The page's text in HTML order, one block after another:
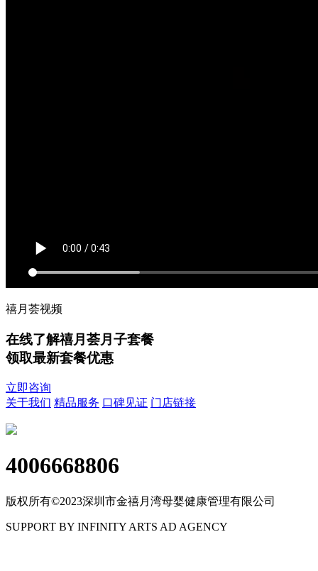
禧月荟视频
在线了解禧月荟月子套餐
领取最新套餐优惠
立即咨询
关于我们 精品服务 口碑见证 门店链接
4006668806
版权所有©2023深圳市金禧月湾母婴健康管理有限公司
SUPPORT BY INFINITY ARTS AD AGENCY